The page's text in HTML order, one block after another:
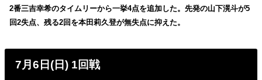
2番三吉幸希のタイムリーから一挙4点を追加した。先発の山下滉斗が5
回2失点、残る2回を本田莉久登が無失点に抑えた。
7月6日(日) 1回戦